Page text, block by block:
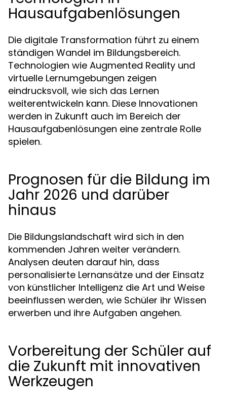
Hausaufgabenlösungen
Die digitale Transformation führt zu einem
ständigen Wandel im Bildungsbereich.
Technologien wie Augmented Reality und
virtuelle Lernumgebungen zeigen
eindrucksvoll, wie sich das Lernen
weiterentwickeln kann. Diese Innovationen
werden in Zukunft auch im Bereich der
Hausaufgabenlösungen eine zentrale Rolle
spielen.
Prognosen für die Bildung im
Jahr 2026 und darüber
hinaus
Die Bildungslandschaft wird sich in den
kommenden Jahren weiter verändern.
Analysen deuten darauf hin, dass
personalisierte Lernansätze und der Einsatz
von künstlicher Intelligenz die Art und Weise
beeinflussen werden, wie Schüler ihr Wissen
erwerben und ihre Aufgaben angehen.
Vorbereitung der Schüler auf
die Zukunft mit innovativen
Werkzeugen